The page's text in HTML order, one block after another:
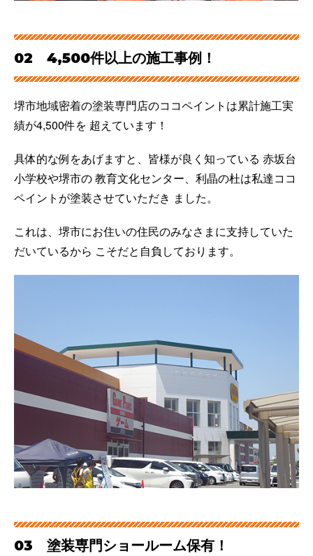
02 4,500件以上の施工事例！
堺市地域密着の塗装専門店のココペイントは累計施工実
績が4,500件を 超えています！
具体的な例をあげますと、皆様が良く知っている 赤坂台
小学校や堺市の 教育文化センター、利晶の杜は私達ココ
ペイントが塗装させていただき ました。
これは、堺市にお住いの住民のみなさまに支持していた
だいているから こそだと自負しております。
03 塗装専門ショールーム保有！